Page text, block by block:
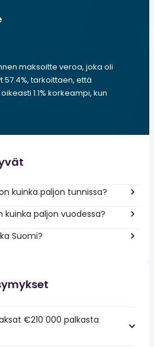
maksoitte veroa, joka oli
57.4%, tarkoittaen, että
1.1% korkeampi, kun
kuinka paljon tunnissa?
kuinka paljon vuodessa?
Suomi?
€210 000 palkasta